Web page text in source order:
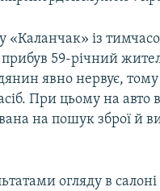
«Каланчак» із
прибув 59-річний
явно нервує,
При цьому на авто
на пошук зброї й
огляду в салоні